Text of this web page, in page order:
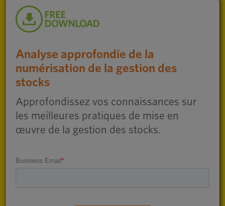
Analyse approfondie de la
numérisation de la gestion des
stocks
Approfondissez vos connaissances sur
les meilleures pratiques de mise en
œuvre de la gestion des stocks.